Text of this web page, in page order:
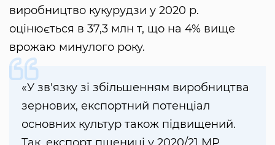
виробництво кукурудзи у 2020 р.
оцінюється в 37,3 млн т, що на 4% вище
врожаю минулого року.
«У зв'язку зі збільшенням виробництва
зернових, експортний потенціал
основних культур також підвищений.